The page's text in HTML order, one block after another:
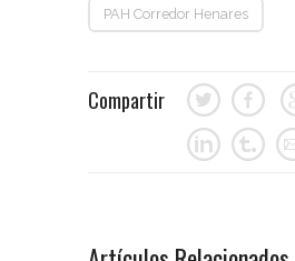
PAH Corredor Henares
Compartir